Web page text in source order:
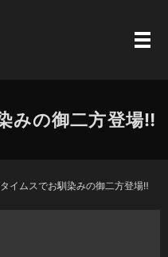
みの御二方登場‼︎
タイムスでお馴染みの御二方登場‼︎